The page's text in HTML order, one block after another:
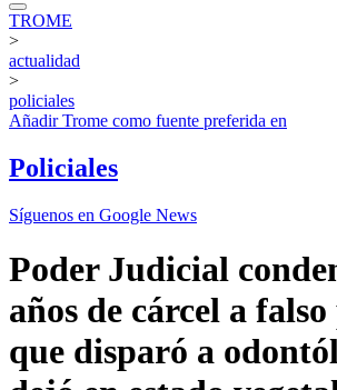
TROME
>
actualidad
>
policiales
AñadirTrome como fuente preferida en
Policiales
Síguenos en Google News
Poder Judicial
años de cárcel a
que disparó a